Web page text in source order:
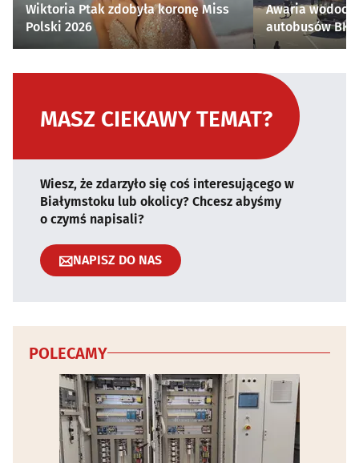
Wiktoria Ptak zdobyła koronę Miss
Polski 2026
Awaria
autobusów
MASZ CIEKAWY TEMAT?
Wiesz, że zdarzyło się coś interesującego w
Białymstoku lub okolicy? Chcesz abyśmy
o czymś napisali?
NAPISZ DO NAS
POLECAMY